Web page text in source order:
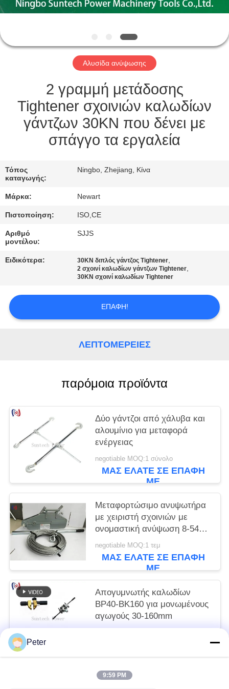
ΈΛΕΓΧΟΣ
ΕΙΔΉΣΕΙΣ
ΖΗΤΉΣΤΕ
ΜΙΑ
ΠΡΟΣΦΟΡΆ
ΠΟΛΙΤΙΚΉ
ΑΠΟΡΡΉΤΟΥ
Αλυσίδα ανύψωσης
2 γραμμή μετάδοσης
Tightener σχοινιών καλωδίων
γάντζων 30KN που δένει με
σπάγγο τα εργαλεία
Τόπος
καταγωγής:
Ningbo, Zhejiang, Κίνα
Μάρκα: Newart
Πιστοποίηση: ISO,CE
Αριθμό
μοντέλου:
SJJS
Ειδικότερα: 30KN διπλός γάντζος Tightener,
2 σχοινί καλωδίων γάντζων Tightener,
30KN σχοινί καλωδίων Tightener
ΕΠΑΦΉ!
ΛΕΠΤΟΜΈΡΕΙΕΣ
παρόμοια προϊόντα
Δύο γάντζοι από χάλυβα και
αλουμίνιο για μεταφορά
ενέργειας
negotiable MOQ:1 σύνολο
ΜΑΣ ΕΛΆΤΕ ΣΕ ΕΠΑΦΉ
ΜΕ
Μεταφορτώσιμο ανυψωτήρα
με χειριστή σχοινιών με
ονομαστική ανύψωση 8-54KN
για χειροκίνητη λειτουργία
χωρίς εξωτερική ενέργεια
negotiable MOQ:1 τεμ
ΜΑΣ ΕΛΆΤΕ ΣΕ ΕΠΑΦΉ
ΜΕ
Απογυμνωτής καλωδίων
BP40-BK160 για μονωμένους
αγωγούς 30-160mm
ΜΕ
Peter
9:59 PM